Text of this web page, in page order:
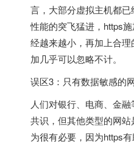
言，大部分虚拟主机都
性能的突飞猛进，https
经越来越小，再加上合
加几乎可以忽略不计。
误区3：只有数据敏感的
人们对银行、电商、金
共识，但其他类型的网
为很有必要，因为https